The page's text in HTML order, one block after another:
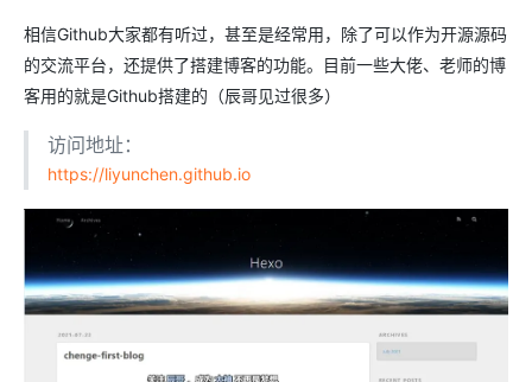
相信Github大家都有听过，甚至是经常用，除了可以作为开源源码
的交流平台，还提供了搭建博客的功能。目前一些大佬、老师的博
客用的就是Github搭建的（辰哥见过很多）
访问地址：
https://liyunchen.github.io